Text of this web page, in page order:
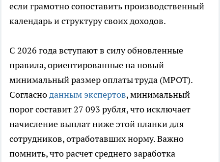
если грамотно сопоставить производственный
календарь и структуру своих доходов.
С 2026 года вступают в силу обновленные
правила, ориентированные на новый
минимальный размер оплаты труда (МРОТ).
Согласноданным экспертов, минимальный
порог составит 27 093 рубля, что исключает
начисление выплат ниже этой планки для
сотрудников, отработавших норму. Важно
помнить, что расчет среднего заработка